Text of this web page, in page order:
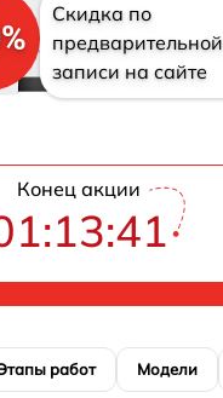
Скидка по
предварительной
записи на сайте
Конец акции
работ Модели